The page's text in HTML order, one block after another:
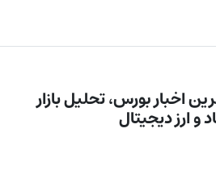
اخبار بورس، تحلیل بازار
و ارز دیجیتال